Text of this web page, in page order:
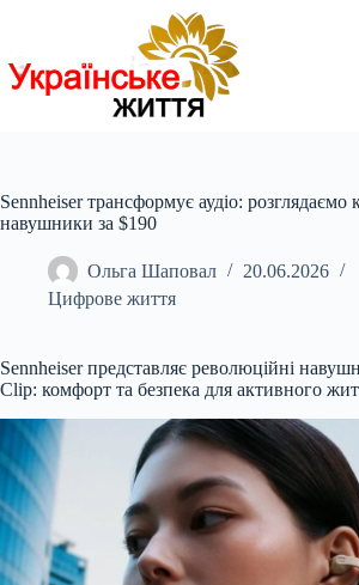
Sennheiser трансформує аудіо: розглядаємо
навушники за $190
Ольга Шаповал
20.06.2026
Цифрове життя
Sennheiser представляє революційні
Clip: комфорт та безпека для активного